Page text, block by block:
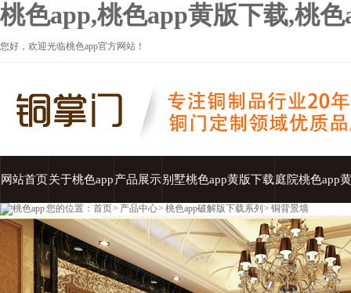
桃色app,桃色app黄版下载,桃
您好，欢迎光临桃色app官方网站！
网站首页关于桃色app产品展示别墅桃色app黄版下载庭院桃色app
您的位置： 首页> 产品中心> 桃色app破解版下载系列 > 铜背景墙